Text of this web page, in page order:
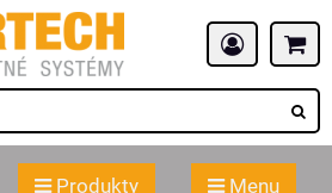
Produkty Menu